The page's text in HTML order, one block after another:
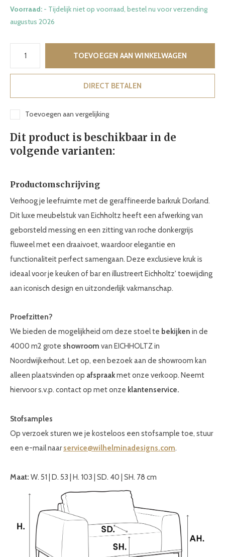
Voorraad: - Tijdelijk niet op voorraad, bestel nu voor verzending
augustus 2026
TOEVOEGEN AAN WINKELWAGEN
DIRECT BETALEN
Toevoegen aan vergelijking
Dit product is beschikbaar in de
volgende varianten:
Productomschrijving
Verhoog je leefruimte met de geraffineerde barkruk Dorland.
Dit luxe meubelstuk van Eichholtz heeft een afwerking van
geborsteld messing en een zitting van roche donkergrijs
fluweel met een draaivoet, waardoor elegantie en
functionaliteit perfect samengaan. Deze exclusieve kruk is
ideaal voor je keuken of bar en illustreert Eichholtz' toewijding
aan iconisch design en uitzonderlijk vakmanschap.
Proefzitten?
We bieden de mogelijkheid om deze stoel te bekijken in de
4000 m2 grote showroom van EICHHOLTZ in
Noordwijkerhout. Let op, een bezoek aan de showroom kan
alleen plaatsvinden op afspraakmet onze verkoop. Neemt
hiervoor s.v.p. contact op met onze klantenservice.
Stofsamples
Op verzoek sturen we je kosteloos een stofsample toe, stuur
een e-mail naarservice@wilhelminadesigns.com.
Maat: W. 51 | D. 53 | H. 103 | SD. 40 | SH. 78 cm